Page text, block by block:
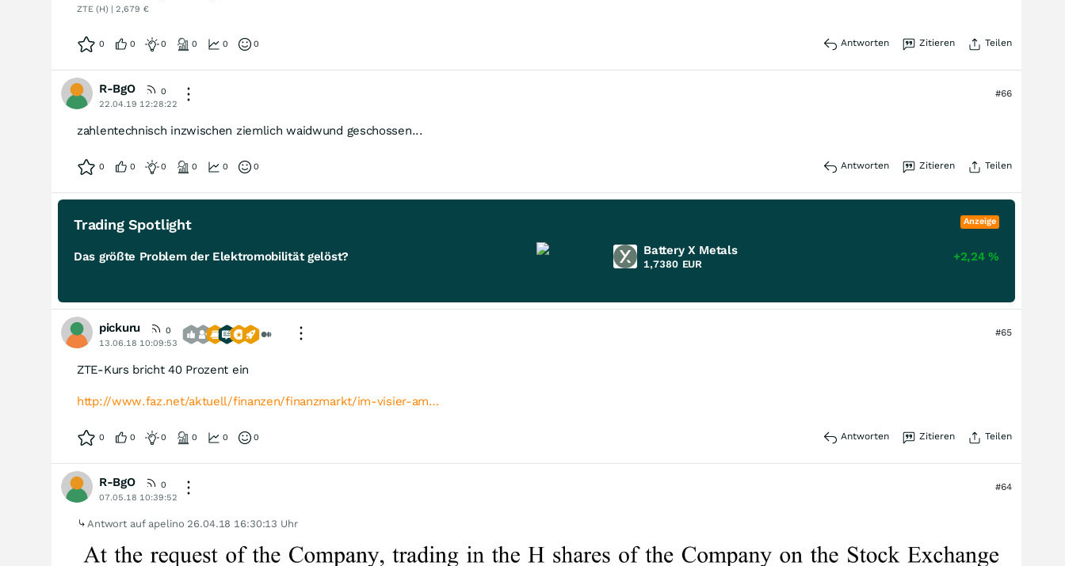
ZTE (H) | 2,679 €
0 0 0 0 0 0 Antworten Zitieren Teilen
R-BgO
0
22.04.19 12:28:22
#66
zahlentechnisch inzwischen ziemlich waidwund geschossen...
0 0 0 0 0 0 Antworten Zitieren Teilen
Trading Spotlight Anzeige
Das größte Problem der Elektromobilität gelöst? Battery X Metals
1,7380 EUR
+2,24%
pickuru
0
13.06.18 10:09:53
#65
ZTE-Kurs bricht 40 Prozent ein
http://www.faz.net/aktuell/finanzen/finanzmarkt/im-visier-am…
0 0 0 0 0 0 Antworten Zitieren Teilen
R-BgO
0
07.05.18 10:39:52
#64
Antwort auf apelino 26.04.18 16:30:13 Uhr